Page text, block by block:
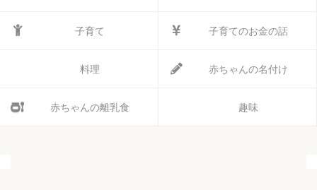
子育て 子育てのお金の話
料理 赤ちゃんの名付け
赤ちゃんの離乳食 趣味